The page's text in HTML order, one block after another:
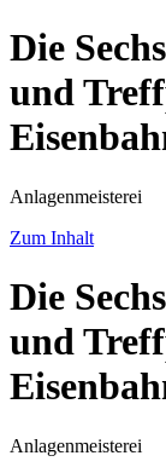
Die
und
Anlagenmeisterei
Zum Inhalt
Die
und
Anlagenmeisterei